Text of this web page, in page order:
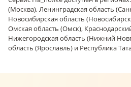
(Москва), Ленинградская область
Новосибирская область
Омская область (Омск),
Нижегородская область (Нижний
область (Ярославль) и Республика